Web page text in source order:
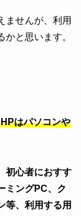
ませんが、利用
と思います。
HPはパソコンや
初心者におすす
ミングPC、ク
等、利用する用